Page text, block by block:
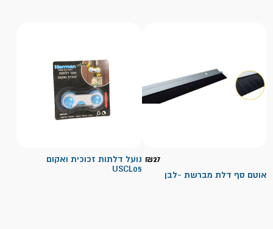
₪27
אוטם סף דלת מברשת -לבן
נועל דלתות זכוכית ואקום
USCL05